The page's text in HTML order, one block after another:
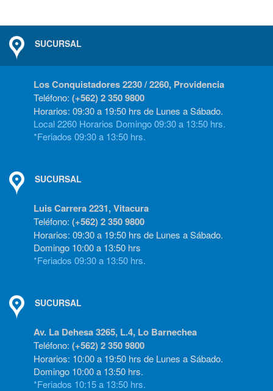
SUCURSAL
Los Conquistadores 2230 / 2260, Providencia
Teléfono: (+562) 2 350 9800
Horarios: 09:30 a 19:50 hrs de Lunes a Sábado.
Local 2260 Horarios Domingo 09:30 a 13:50 hrs.
*Feriados 09:30 a 13:50 hrs.
SUCURSAL
Luis Carrera 2231, Vitacura
Teléfono: (+562) 2 350 9800
Horarios: 09:30 a 19:50 hrs de Lunes a Sábado.
Domingo 10:00 a 13:50 hrs
*Feriados 09:30 a 13:50 hrs.
SUCURSAL
Av. La Dehesa 3265, L.4, Lo Barnechea
Teléfono: (+562) 2 350 9800
Horarios: 10:00 a 19:50 hrs de Lunes a Sábado.
Domingo 10:00 a 13:50 hrs.
*Feriados 10:15 a 13:50 hrs.